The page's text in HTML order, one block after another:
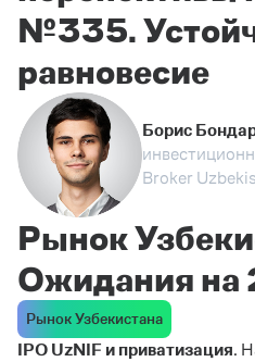
№335.
равновесие
Борис
Broker
Рынок
Ожидания на
Рынок Узбекистана
IPO UzNIF и приватизация.